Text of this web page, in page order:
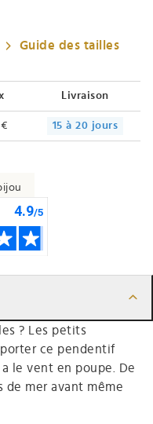
Guide des tailles
Livraison
15 à 20 jours
? Les petits
ce pendentif
le vent en poupe. De
mer avant même